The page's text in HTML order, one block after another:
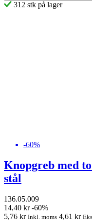
312 stk på lager
-60%
Knopgreb med
stål
136.05.009
14,40 kr -60%
5,76 kr Inkl. moms 4,61 kr